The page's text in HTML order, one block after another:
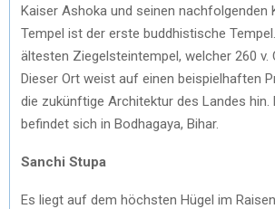
Kaiser Ashoka und seinen nachfolgenden
Tempel ist der erste buddhistische
ältesten Ziegelsteintempel, welcher 260 v.
Dieser Ort weist auf einen beispielhaften
die zukünftige Architektur des Landes hin.
befindet sich in Bodhagaya, Bihar.
Sanchi Stupa
Es liegt auf dem höchsten Hügel im